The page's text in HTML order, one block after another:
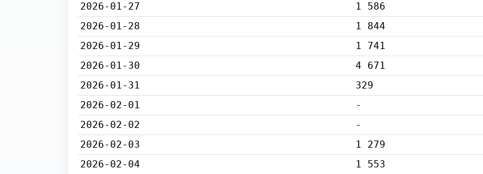
2026-01-27
1 586
2026-01-28
1 844
2026-01-29
1 741
2026-01-30
4 671
2026-01-31
329
2026-02-01
-
2026-02-02
-
2026-02-03
1 279
2026-02-04
1 553